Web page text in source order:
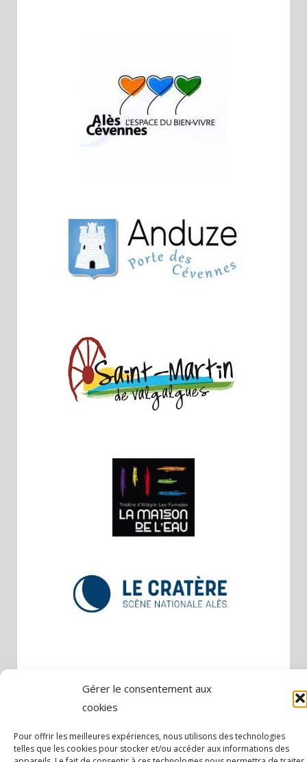
Gérer le consentement aux
cookies
Pour offrir les meilleures expériences, nous utilisons des technologies
telles que les cookies pour stocker et/ou accéder aux informations des
POLITIQUE DE CONFIDENTIALITÉ
GESTION DES COOKIES